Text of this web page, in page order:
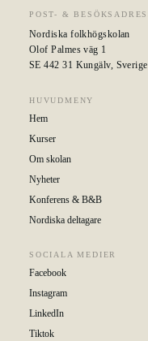
POST- &
Nordiska folkhögskolan
Olof Palmes väg 1
SE 442 31 Kungälv, Sverige
HUVUDMENY
Hem
Kurser
Om skolan
Nyheter
Konferens & B&B
Nordiska deltagare
SOCIALA MEDIER
Facebook
Instagram
LinkedIn
Tiktok